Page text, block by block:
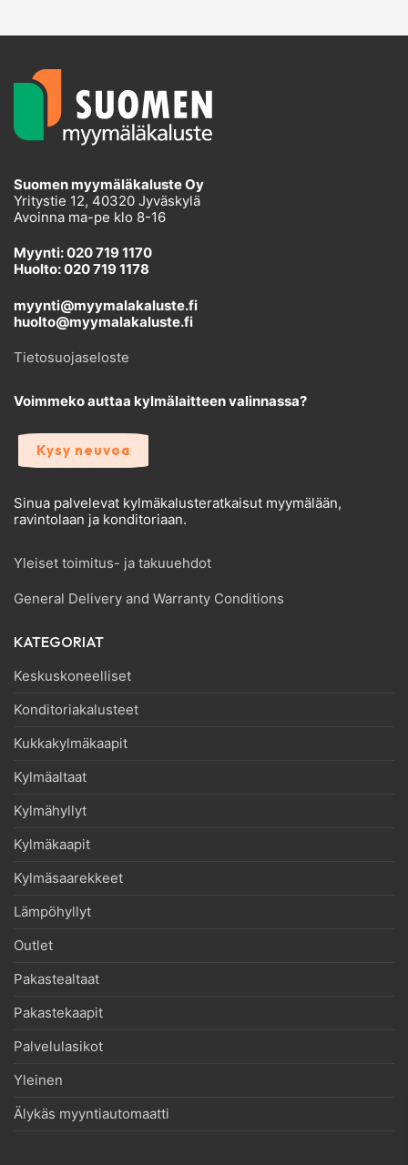
Suomen myymäläkaluste Oy
Yritystie 12, 40320 Jyväskylä
Avoinna ma-pe klo 8-16
Myynti: 020 719 1170
Huolto: 020 719 1178
myynti@myymalakaluste.fi
huolto@myymalakaluste.fi
Tietosuojaseloste
Voimmeko auttaa kylmälaitteen valinnassa?
Kysy neuvoa
Sinua palvelevat kylmäkalusteratkaisut myymälään,
ravintolaan ja konditoriaan.
Yleiset toimitus- ja takuuehdot
General Delivery and Warranty Conditions
KATEGORIAT
Keskuskoneelliset
Konditoriakalusteet
Kukkakylmäkaapit
Kylmäaltaat
Kylmähyllyt
Kylmäkaapit
Kylmäsaarekkeet
Lämpöhyllyt
Outlet
Pakastealtaat
Pakastekaapit
Palvelulasikot
Yleinen
Älykäs myyntiautomaatti